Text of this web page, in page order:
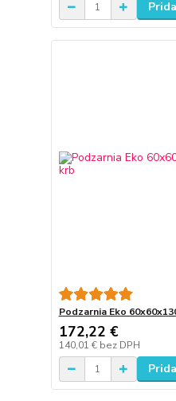
Podzarnia Eko
172,22 €
140,01 € bez DPH